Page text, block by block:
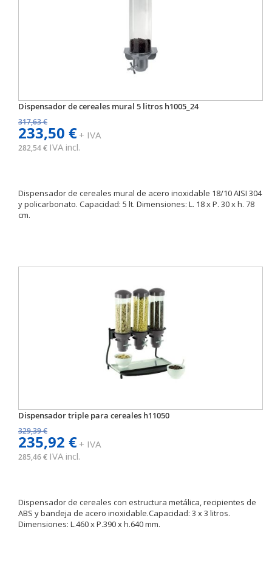
Dispensador de cereales mural 5 litros h1005_24
317,63 €
233,50 €+ IVA
282,54 € IVA incl.
Dispensador de cereales mural de acero inoxidable 18/10 AISI 304
y policarbonato. Capacidad: 5 lt. Dimensiones: L. 18 x P. 30 x h. 78
cm.
Dispensador triple para cereales h11050
329,39 €
235,92 €+ IVA
285,46 € IVA incl.
Dispensador de cereales con estructura metálica, recipientes de
ABS y bandeja de acero inoxidable.Capacidad: 3 x 3 litros.
Dimensiones: L.460 x P.390 x h.640 mm.